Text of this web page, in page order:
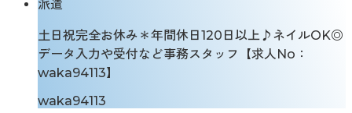
派遣
土日祝完全お休み＊年間休日120日以上♪ネイルOK◎
データ入力や受付など事務スタッフ【求人No：
waka94113】
waka94113